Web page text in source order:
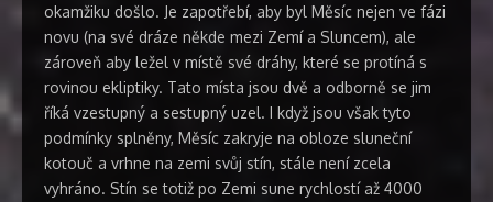
okamžiku došlo. Je zapotřebí, aby byl Měsíc nejen ve fázi
novu (na své dráze někde mezi Zemí a Sluncem), ale
zároveň aby ležel v místě své dráhy, které se protíná s
rovinou ekliptiky. Tato místa jsou dvě a odborně se jim
říká vzestupný a sestupný uzel. I když jsou však tyto
podmínky splněny, Měsíc zakryje na obloze sluneční
kotouč a vrhne na zemi svůj stín, stále není zcela
vyhráno. Stín se totiž po Zemi sune rychlostí až 4000